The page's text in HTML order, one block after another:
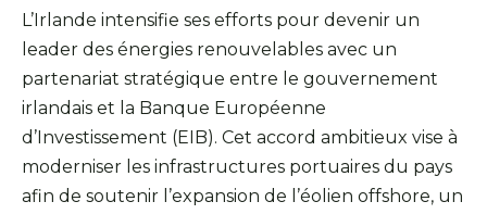
L’Irlande intensifie ses efforts pour devenir un
leader des énergies renouvelables avec un
partenariat stratégique entre le gouvernement
irlandais et la Banque Européenne
d’Investissement (EIB). Cet accord ambitieux vise à
moderniser les infrastructures portuaires du pays
afin de soutenir l’expansion de l’éolien offshore, un